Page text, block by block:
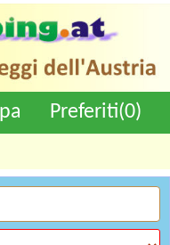
Preferiti(0)